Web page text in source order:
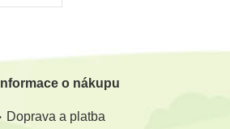
Informace o nákupu
Doprava a platba